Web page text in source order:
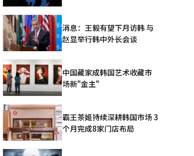
消息：王毅有望下月访韩 与
赵显举行韩中外长会谈
中国藏家成韩国艺术收藏市
场新"金主"
霸王茶姬持续深耕韩国市场 3
个月完成8家门店布局